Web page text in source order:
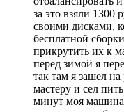
за это взяли 1300
своими дисками,
бесплатной
прикрутить их к
перед зимой я
так там я зашел
мастеру и сел
минут моя машина